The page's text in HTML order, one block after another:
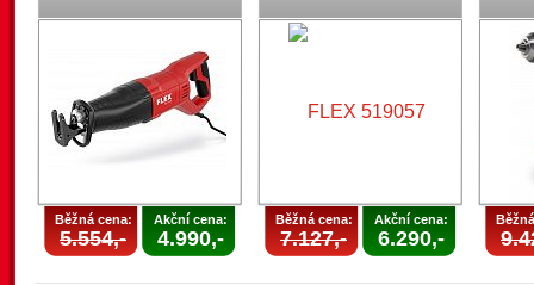
Běžná cena:
5.554,-
Akční cena:
4.990,-
Běžná cena:
7.127,-
Akční cena:
6.290,-